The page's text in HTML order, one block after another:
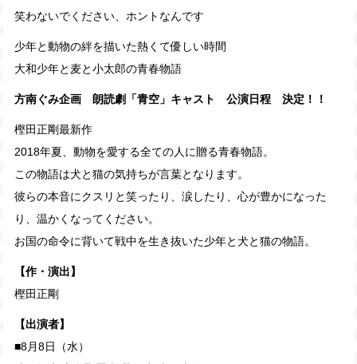
笑わないでください、ホントなんです
少年と動物の絆を描いた熱くて優しい時間
大和少年と麦と小太郎の青春物語
方南ぐみ企画 朗読劇「青空」キャスト 公演日程 決定！！
樫田正剛最新作
2018年夏、動物を愛する全ての人に贈る青春物語。
この物語は犬と猫の気持ちが言葉となります。
彼らの本音にクスリと笑ったり、涙したり、心が豊かになった
り、温かくなってください。
お国の命令に背いて戦中を生き抜いた少年と犬と猫の物語。
【作・演出】
樫田正剛
【出演者】
■8月8日（水）